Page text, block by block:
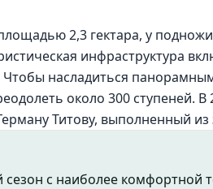
2,3 гектара, у
инфраструктура
насладиться
около 300 ступеней. В
Титову, выполненный из
сезон с наиболее комфортной